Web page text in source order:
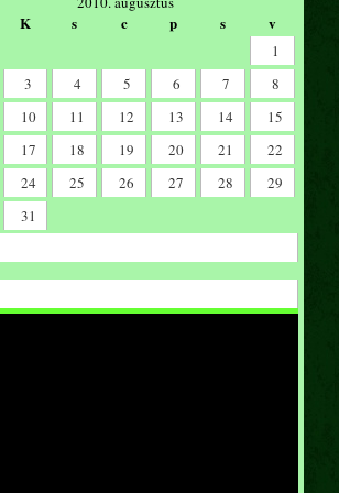
K s c p s v
1
3 4 5 6 7
8
10 11 12 13 14
15
17 18 19 20 21
22
24 25 26 27 28
29
31